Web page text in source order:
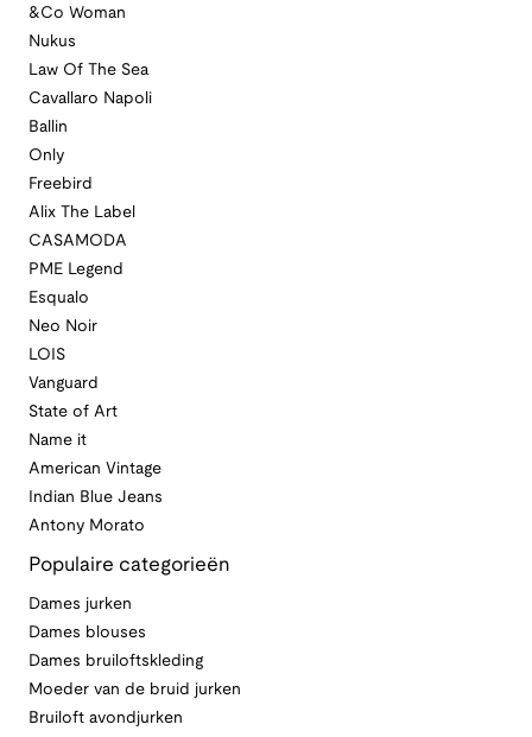
&Co Woman
Nukus
Law Of The Sea
Cavallaro Napoli
Ballin
Only
Freebird
Alix The Label
CASAMODA
PME Legend
Esqualo
Neo Noir
LOIS
Vanguard
State of Art
Name it
American Vintage
Indian Blue Jeans
Antony Morato
Populaire categorieën
Dames jurken
Dames blouses
Dames bruiloftskleding
Moeder van de bruid jurken
Bruiloft avondjurken